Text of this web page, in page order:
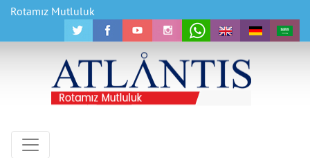
Rotamız Mutluluk